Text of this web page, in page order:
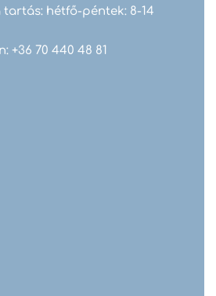
tartás: hétfő-péntek: 8-14
+36 70 440 48 81